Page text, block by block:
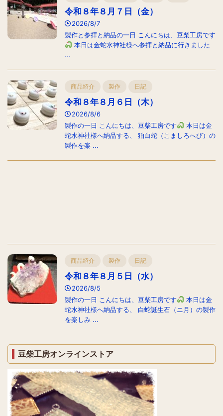
令和８年８月７日（金）
2026/8/7
製作と参拝と納品の一日 こんにちは、豆柴工房です
本日は金蛇水神社様へ参拝と納品に行きました
...
商品紹介 製作 日記
令和８年８月６日（木）
2026/8/6
製作の一日 こんにちは、豆柴工房です
本日は金
蛇水神社様へ納品する、 狛白蛇（こましろへび）の
製作を楽 ...
商品紹介 製作 日記
令和８年８月５日（水）
2026/8/5
製作の一日 こんにちは、豆柴工房です
本日は金
蛇水神社様へ納品する、 白蛇誕生石（ニ月）の製作
を楽しみ ...
豆柴工房オンラインストア